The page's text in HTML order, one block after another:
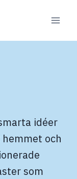
idéer
och
som